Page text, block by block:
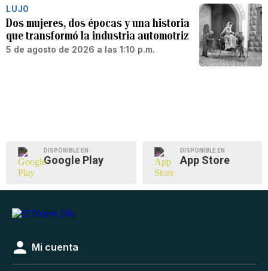
LUJO
Dos mujeres, dos épocas y una historia
que transformó la industria automotriz
5 de agosto de 2026 a las 1:10 p.m.
DISPONIBLE EN
Google Play
DISPONIBLE EN
App Store
Mi cuenta